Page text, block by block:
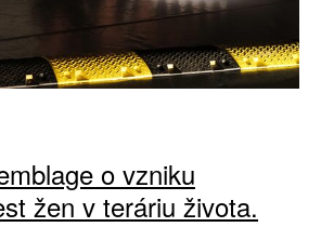
o vzniku
žen v teráriu života.